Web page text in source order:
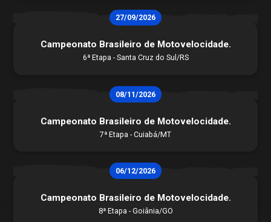
STJDM
Publicações
Conheça mais
Seguro Pilotos
Calendário
Competições
27/09/2026
Campeonato Brasileiro de Motovelocidade.
6ª Etapa - Santa Cruz do Sul/RS
08/11/2026
Campeonato Brasileiro de Motovelocidade.
7ª Etapa - Cuiabá/MT
06/12/2026
Campeonato Brasileiro de Motovelocidade.
8ª Etapa - Goiânia/GO